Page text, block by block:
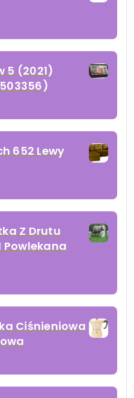
5 (2021)
652 Lewy
Z Drutu
Powlekana
Ciśnieniowa